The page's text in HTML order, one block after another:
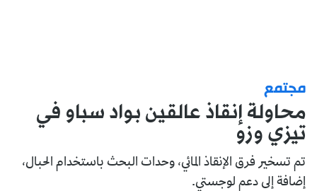
مجتمع
محاولة إنقاذ عالقين بواد سباو في
تيزي وزو
تم تسخير فرق الإنقاذ المائي، وحدات البحث باستخدام الحبال،
إضافة إلى دعم لوجستي.